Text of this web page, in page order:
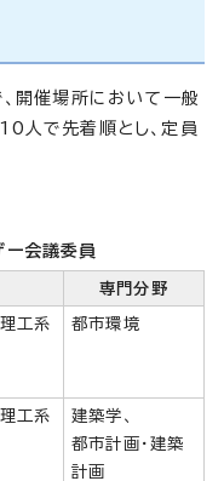
開催場所において一般
人で先着順とし、定員
ー会議委員
専門分野
工系
都市環境
工系
建築学、
都市計画・建築
計画